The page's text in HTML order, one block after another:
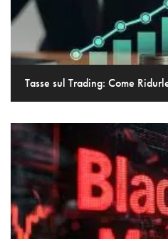
Tasse sul Trading: Come